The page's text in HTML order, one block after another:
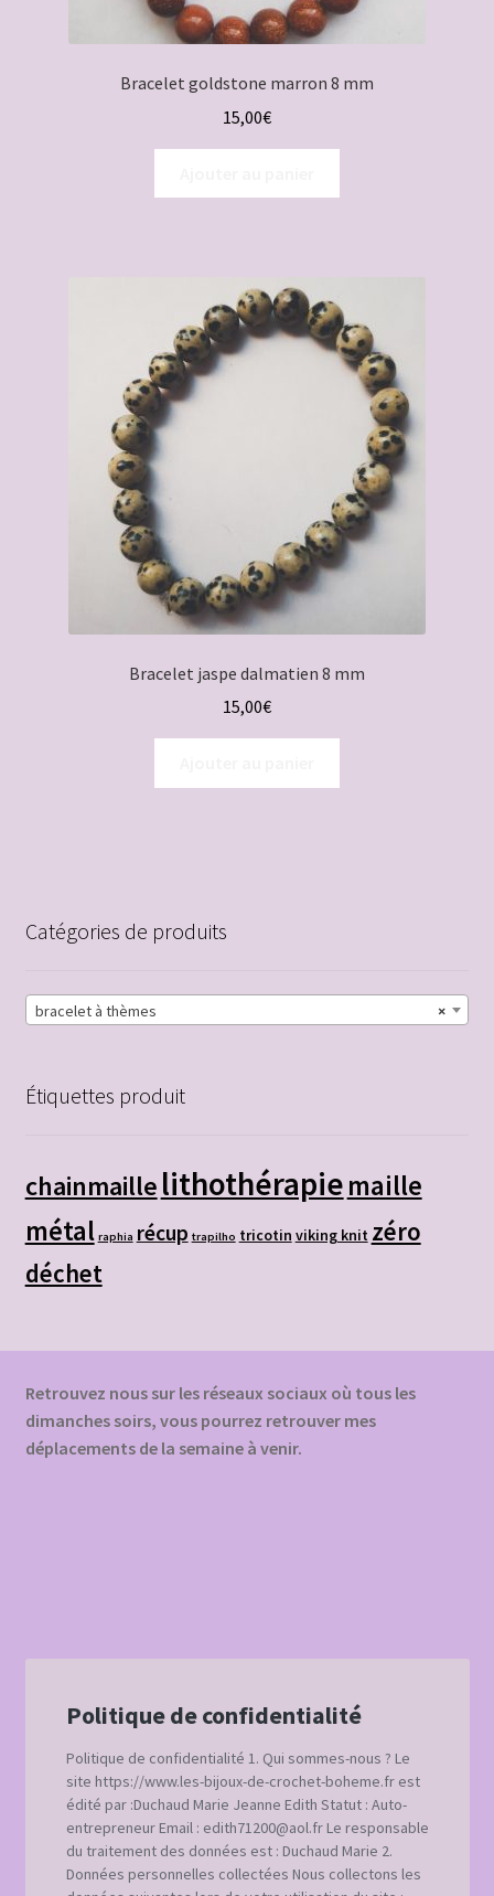
Bracelet goldstone marron 8 mm
15,00€
Bracelet jaspe dalmatien 8 mm
15,00€
Catégories de produits
×
bracelet à thèmes
Étiquettes produit
chainmaillelithothérapiemaille
métal raphia récup trapilho tricotin viking knit zéro
déchet
Retrouvez nous sur les réseaux sociaux où tous les
dimanches soirs, vous pourrez retrouver mes
déplacements de la semaine à venir.